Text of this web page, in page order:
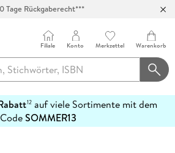
Tage Rückgaberecht***
Filiale Konto Merkzettel Warenkorb
12auf viele Sortimente mit dem
CodeSOMMER13